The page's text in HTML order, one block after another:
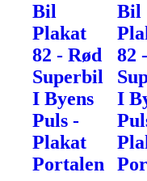
Bil
Plakat
82 - Rød
Superbil
I Byens
Puls -
Plakat
Portalen
Bil
82
I